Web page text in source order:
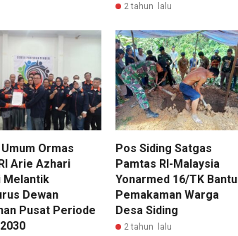
2 tahun lalu
Ormas
Arie Azhari
Melantik
Dewan
Pusat Periode
Pos Siding Satgas
Pamtas RI-Malaysia
Yonarmed 16/TK Bantu
Pemakaman Warga
Desa Siding
2 tahun lalu